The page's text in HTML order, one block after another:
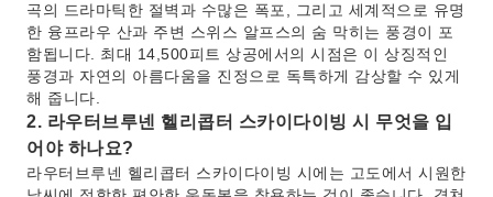
곡의 드라마틱한 절벽과 수많은 폭포, 그리고 세계적으로 유명
한 융프라우 산과 주변 스위스 알프스의 숨 막히는 풍경이 포
함됩니다. 최대 14,500피트 상공에서의 시점은 이 상징적인
풍경과 자연의 아름다움을 진정으로 독특하게 감상할 수 있게
해 줍니다.
2. 라우터브루넨 헬리콥터 스카이다이빙 시 무엇을 입
어야 하나요?
라우터브루넨 헬리콥터 스카이다이빙 시에는 고도에서 시원한